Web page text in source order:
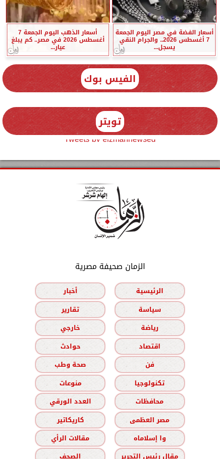
أسعار الفضة في مصر اليوم الجمعة
7 أغسطس 2026.. والجرام النقي
يسجل...
أسعار الذهب اليوم الجمعة 7
أغسطس 2026 في مصر.. كم يبلغ
عيار...
الفيس بوك
تويتر
Tweets by elzmannewseg
الزمان صحيفة مصرية
الرئيسية
أخبار
سياسة
تقارير
رياضة
خارجي
اقتصاد
حوادث
فن
صحة وطب
تكنولوجيا
منوعات
محافظات
العدد الورقي
مصر العظمى
كاريكاتير
وا إسلاماه
مقالات الرأي
مقال رئيس التحرير
الصحف